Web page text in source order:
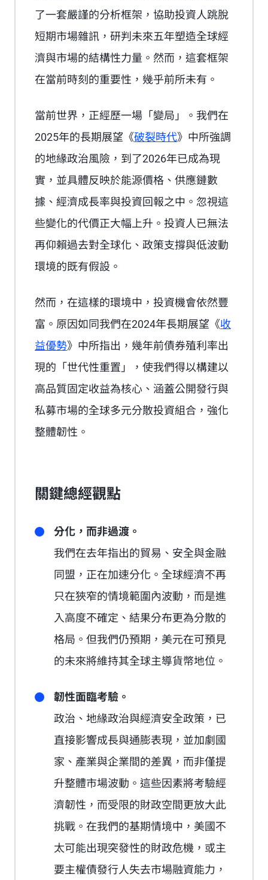
了一套嚴謹的分析框架，協助投資人跳脫
短期市場雜訊，研判未來五年塑造全球經
濟與市場的結構性力量。然而，這套框架
在當前時刻的重要性，幾乎前所未有。
當前世界，正經歷一場「變局」。我們在
2025年的長期展望 《破裂時代》中所強調
的地緣政治風險，到了2026年已成為現
實，並具體反映於能源價格、供應鏈數
據、經濟成長率與投資回報之中。忽視這
些變化的代價正大幅上升。投資人已無法
再仰賴過去對全球化、政策支撐與低波動
環境的既有假設。
然而，在這樣的環境中，投資機會依然豐
富。原因如同我們在2024年長期展望 《收
益優勢》中所指出，幾年前債券殖利率出
現的「世代性重置」，使我們得以構建以
高品質固定收益為核心、涵蓋公開發行與
私募市場的全球多元分散投資組合，強化
整體韌性。
關鍵總經觀點
分化，而非過渡。
我們在去年指出的貿易、安全與金融
同盟，正在加速分化。全球經濟不再
只在狹窄的情境範圍內波動，而是進
入高度不確定、結果分布更為分散的
格局。但我們仍預期，美元在可預見
的未來將維持其全球主導貨幣地位。
韌性面臨考驗。
政治、地緣政治與經濟安全政策，已
直接影響成長與通膨表現，並加劇國
家、產業與企業間的差異，而非僅提
升整體市場波動。這些因素將考驗經
濟韌性，而受限的財政空間更放大此
挑戰。在我們的基期情境中，美國不
太可能出現突發性的財政危機，或主
要主權債發行人失去市場融資能力，